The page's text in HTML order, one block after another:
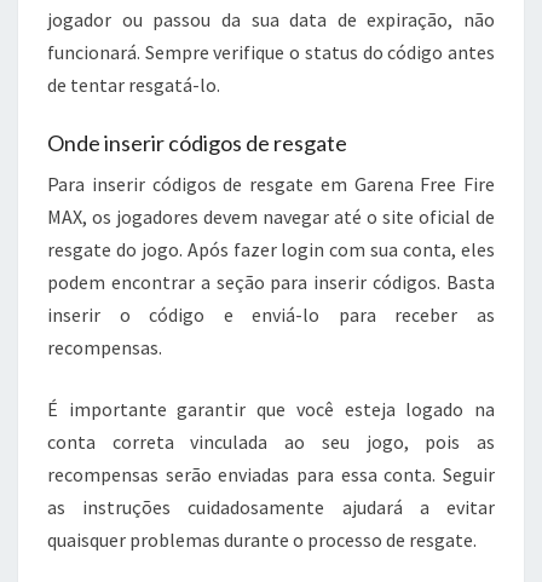
jogador ou passou da sua data de expiração, não
funcionará. Sempre verifique o status do código antes
de tentar resgatá-lo.
Onde inserir códigos de resgate
Para inserir códigos de resgate em Garena Free Fire
MAX, os jogadores devem navegar até o site oficial de
resgate do jogo. Após fazer login com sua conta, eles
podem encontrar a seção para inserir códigos. Basta
inserir o código e enviá-lo para receber as
recompensas.
É importante garantir que você esteja logado na
conta correta vinculada ao seu jogo, pois as
recompensas serão enviadas para essa conta. Seguir
as instruções cuidadosamente ajudará a evitar
quaisquer problemas durante o processo de resgate.